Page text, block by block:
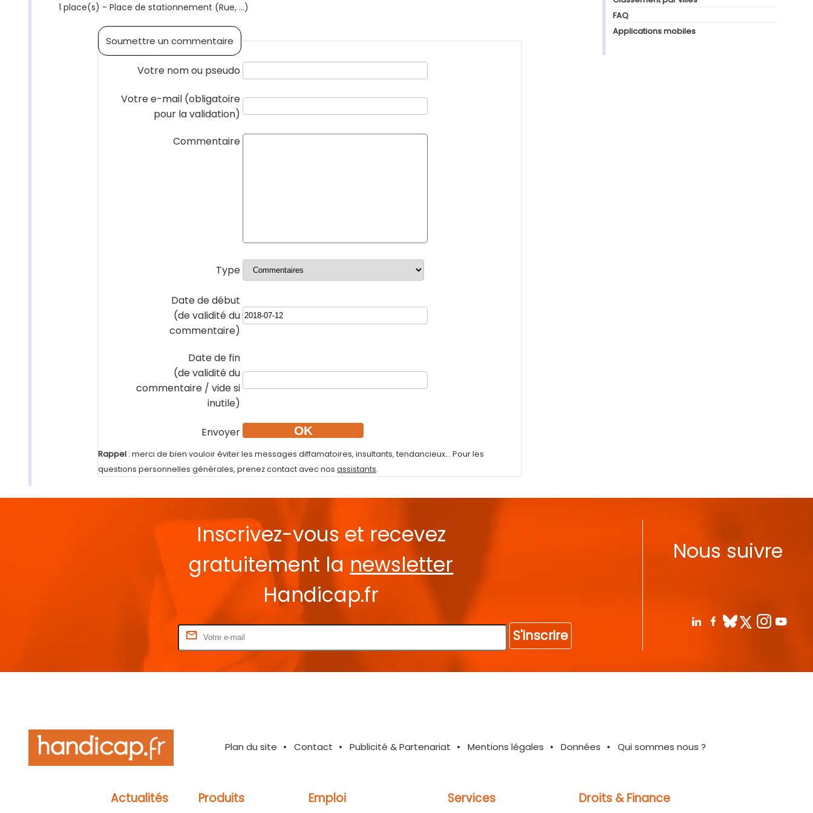
1 place(s) - Place de stationnement (Rue, ...)
Soumettre un commentaire
Votre nom ou pseudo
Votre e-mail (obligatoire
pour la validation)
Commentaire
Type
Date de début
(de validité du
commentaire)
Date de fin
(de validité du
commentaire / vide si
inutile)
Envoyer
Rappel : merci de bien vouloir éviter les messages diffamatoires, insultants, tendancieux... Pour les
questions personnelles générales, prenez contact avec nos assistants.
FAQ
Applications mobiles
Inscrivez-vous et recevez
gratuitement la newsletter
Handicap.fr
S'inscrire
Nous suivre
Plan du site Contact Publicité & Partenariat Mentions légales Données Qui sommes nous ?
Actualités Produits Emploi Services Droits & Finance